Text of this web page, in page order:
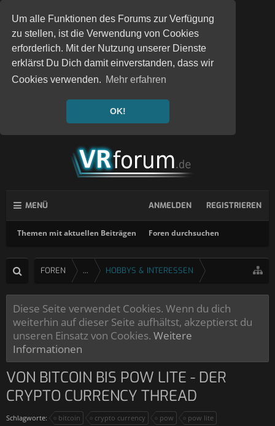
Um alle Funktionen des Forums zur Verfügung
zu stellen, ist die Verwendung von Cookies
erforderlich. Mit der Nutzung unserer Dienste
erklärst Du Dich damit einverstanden, dass wir
Cookies verwenden. Mehr erfahren
OK!
MENÜ
Themen mit aktuellen Beiträgen Foren durchsuchen
ANMELDEN REGISTRIEREN
FOREN ... HOBBYS & INTERESSEN
Diese Seite verwendet Cookies. Wenn du dich
weiterhin auf dieser Seite aufhältst, akzeptierst du
unseren Einsatz von Cookies. Weitere
Informationen
VON BITCOIN BIS POW LITE - DER
CRYPTO CURRENCY THREAD
Schlagworte: bitcoin crypto currency pow pow lite